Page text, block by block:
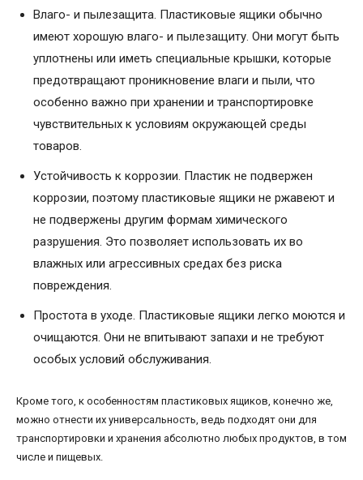
Влаго- и пылезащита. Пластиковые ящики обычно
имеют хорошую влаго- и пылезащиту. Они могут быть
уплотнены или иметь специальные крышки, которые
предотвращают проникновение влаги и пыли, что
особенно важно при хранении и транспортировке
чувствительных к условиям окружающей среды
товаров.
Устойчивость к коррозии. Пластик не подвержен
коррозии, поэтому пластиковые ящики не ржавеют и
не подвержены другим формам химического
разрушения. Это позволяет использовать их во
влажных или агрессивных средах без риска
повреждения.
Простота в уходе. Пластиковые ящики легко моются и
очищаются. Они не впитывают запахи и не требуют
особых условий обслуживания.
Кроме того, к особенностям пластиковых ящиков, конечно же,
можно отнести их универсальность, ведь подходят они для
транспортировки и хранения абсолютно любых продуктов, в том
числе и пищевых.